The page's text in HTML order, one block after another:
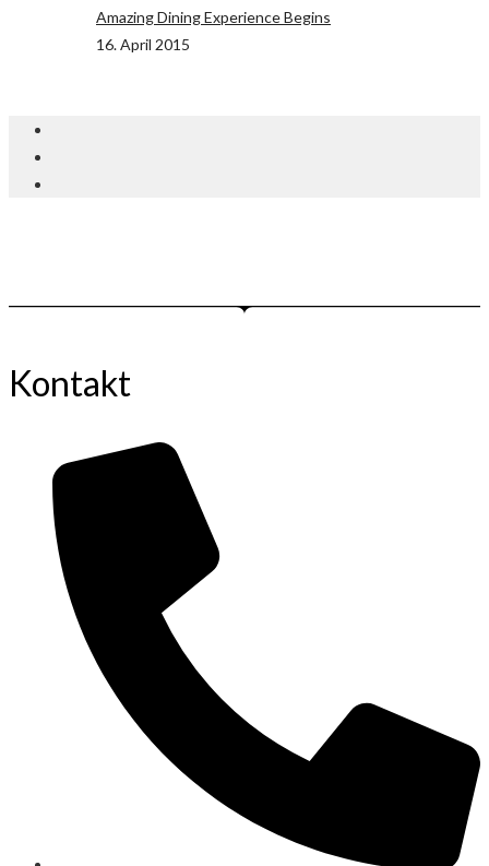
Amazing Dining Experience Begins
16. April 2015
Kontakt